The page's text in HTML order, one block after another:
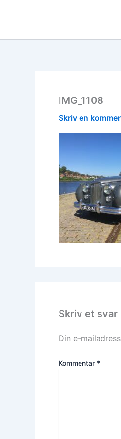
IMG_1108
Skriv en
Skriv et svar
Din e-
Kommentar *